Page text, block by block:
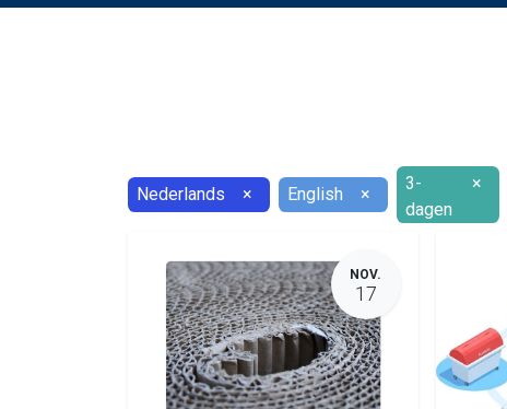
Nederlands × English ×
3-
dagen
×
NOV.
17